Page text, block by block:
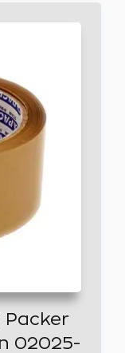
Packer
02025-